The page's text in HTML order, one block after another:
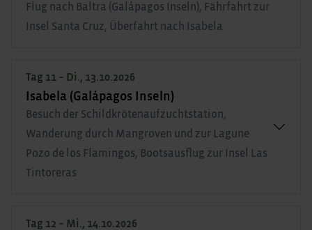
Flug nach Baltra (Galápagos Inseln), Fährfahrt zur
Insel Santa Cruz, Überfahrt nach Isabela
Tag 11 – Di., 13.10.2026
Isabela (Galápagos Inseln)
Besuch der Schildkrötenaufzuchtstation,
Wanderung durch Mangroven und zur Lagune
Pozo de los Flamingos, Bootsausflug zur Insel Las
Tintoreras
Tag 12 – Mi., 14.10.2026